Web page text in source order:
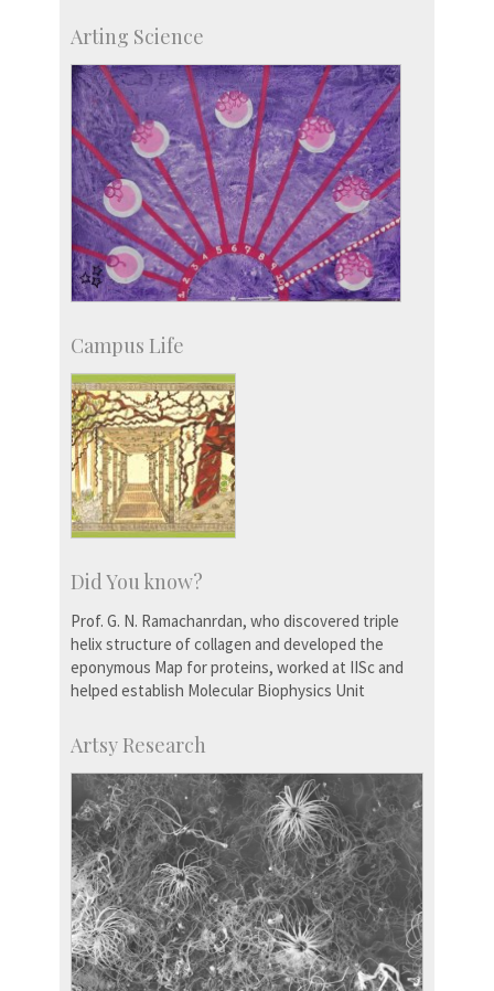
Talent Development Centre
Campus Development
Arting Science
Campus Life
Did You know?
Prof. G. N. Ramachanrdan, who discovered triple
helix structure of collagen and developed the
eponymous Map for proteins, worked at IISc and
helped establish Molecular Biophysics Unit
Artsy Research